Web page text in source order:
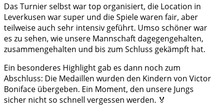
Das Turnier selbst war top organisiert, die Location in
Leverkusen war super und die Spiele waren fair, aber
teilweise auch sehr intensiv geführt. Umso schöner war
es zu sehen, wie unsere Mannschaft dagegengehalten,
zusammengehalten und bis zum Schluss gekämpft hat.
Ein besonderes Highlight gab es dann noch zum
Abschluss: Die Medaillen wurden den Kindern von Victor
Boniface übergeben. Ein Moment, den unsere Jungs
sicher nicht so schnell vergessen werden. 🏅